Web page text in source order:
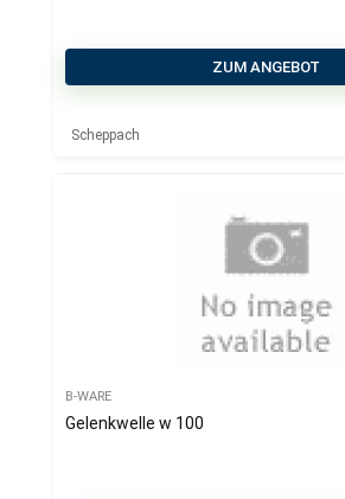
ZUM ANGEBOT
Scheppach
B-WARE
Gelenkwelle w 100